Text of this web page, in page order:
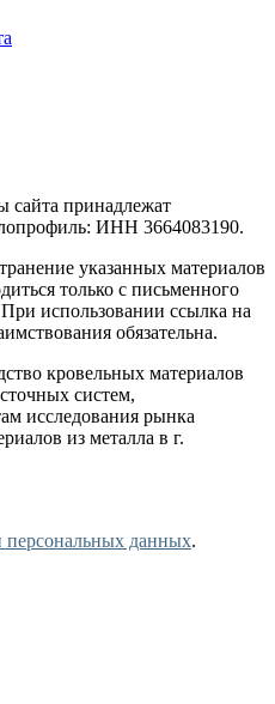
сайта принадлежат
ИНН 3664083190.
указанных материалов
только с письменного
использовании ссылка на
обязательна.
кровельных материалов
систем,
исследования рынка
из металла в г.
данных.